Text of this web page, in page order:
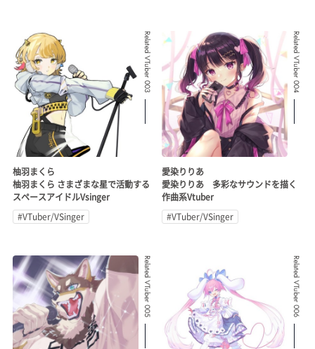
Related VTuber 003
柚羽まくら
柚羽まくら さまざまな星で活動する
スペースアイドルVsinger
#VTuber/VSinger
Related VTuber 004
愛染りりあ
愛染りりあ 多彩なサウンドを描く
作曲系Vtuber
#VTuber/VSinger
Related VTuber 005 Related VTuber 006